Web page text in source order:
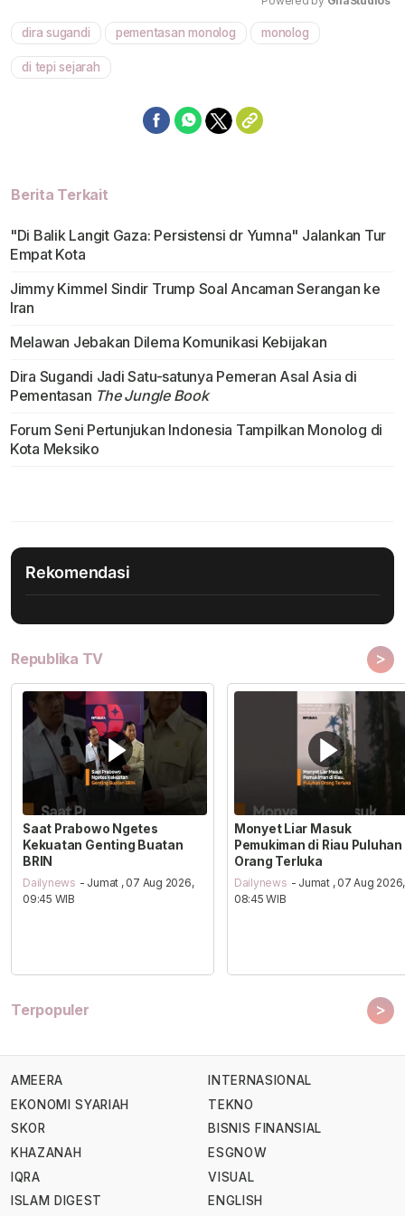
dira sugandi pementasan monolog monolog
di tepi sejarah
Berita Terkait
"Di Balik Langit Gaza: Persistensi dr Yumna" Jalankan Tur
Empat Kota
Jimmy Kimmel Sindir Trump Soal Ancaman Serangan ke
Iran
Melawan Jebakan Dilema Komunikasi Kebijakan
Dira Sugandi Jadi Satu-satunya Pemeran Asal Asia di
Pementasan The Jungle Book
Forum Seni Pertunjukan Indonesia Tampilkan Monolog di
Kota Meksiko
Rekomendasi
Republika TV >
Saat Prabowo Ngetes
Kekuatan Genting Buatan
BRIN
Dailynews - Jumat , 07 Aug 2026,
09:45 WIB
Monyet Liar Masuk
Pemukiman di Riau Puluhan
Orang Terluka
Dailynews - Jumat , 07 Aug 2026,
08:45 WIB
Terpopuler >
AMEERA
EKONOMI SYARIAH
SKOR
KHAZANAH
IQRA
ISLAM DIGEST
INTERNASIONAL
TEKNO
BISNIS FINANSIAL
ESGNOW
VISUAL
ENGLISH